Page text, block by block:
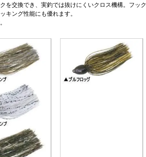
を交換でき、実釣では抜けにくいクロス機構。フック
キング性能にも優れます。